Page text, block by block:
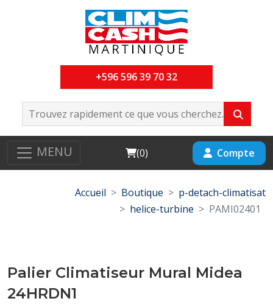
+596 596 39 70 32
MENU Cart
(0) Compte
Accueil Boutique
p-detach-climatisat
helice-turbine
PAMI02401
Palier Climatiseur Mural Midea
24HRDN1